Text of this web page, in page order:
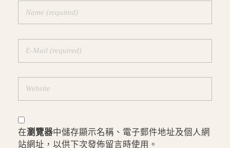
在瀏覽器中儲存顯示名稱、電子郵件地址及個人網
站網址，以供下次發佈留言時使用。